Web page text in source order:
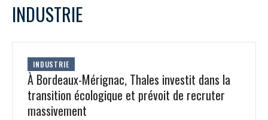
INDUSTRIE
INDUSTRIE
À Bordeaux-Mérignac, Thales investit dans la
transition écologique et prévoit de recruter
massivement